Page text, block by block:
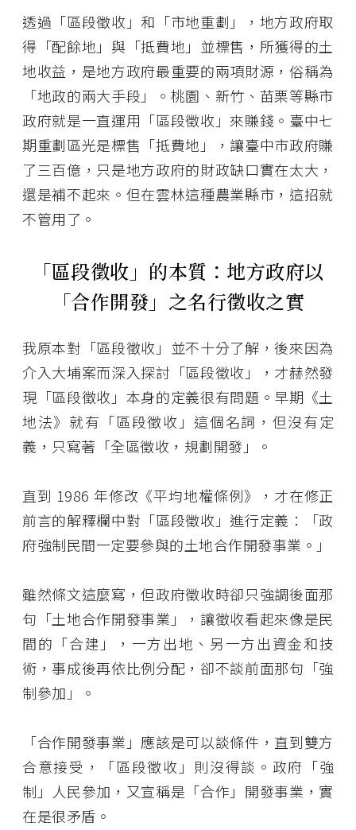
透過「區段徵收」和「市地重劃」，地方政府取
得「配餘地」與「抵費地」並標售，所獲得的土
地收益，是地方政府最重要的兩項財源，俗稱為
「地政的兩大手段」。桃園、新竹、苗栗等縣市
政府就是一直運用「區段徵收」來賺錢。臺中七
期重劃區光是標售「抵費地」，讓臺中市政府賺
了三百億，只是地方政府的財政缺口實在太大，
還是補不起來。但在雲林這種農業縣市，這招就
不管用了。
「區段徵收」的本質：地方政府以
「合作開發」之名行徵收之實
我原本對「區段徵收」並不十分了解，後來因為
介入大埔案而深入探討「區段徵收」，才赫然發
現「區段徵收」本身的定義很有問題。早期《土
地法》就有「區段徵收」這個名詞，但沒有定
義，只寫著「全區徵收，規劃開發」。
直到 1986 年修改《平均地權條例》，才在修正
前言的解釋欄中對「區段徵收」進行定義：「政
府強制民間一定要參與的土地合作開發事業。」
雖然條文這麼寫，但政府徵收時卻只強調後面那
句「土地合作開發事業」，讓徵收看起來像是民
間的「合建」，一方出地、另一方出資金和技
術，事成後再依比例分配，卻不談前面那句「強
制參加」。
「合作開發事業」應該是可以談條件，直到雙方
合意接受，「區段徵收」則沒得談。政府「強
制」人民參加，又宣稱是「合作」開發事業，實
在是很矛盾。